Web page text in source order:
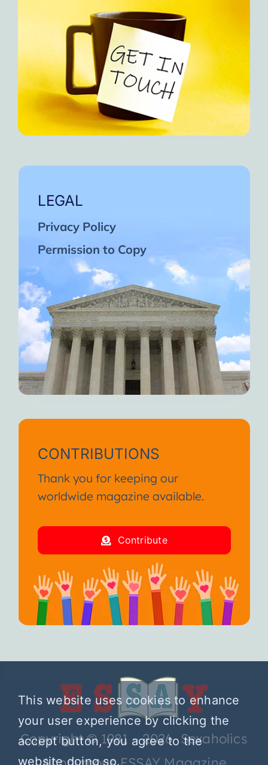
LEGAL
Privacy Policy
Permission to Copy
CONTRIBUTIONS
Thank you for keeping our
worldwide magazine available.
Contribute
Copyright © 1981 – 2026 Sexaholics
This website uses cookies to enhance
your user experience by clicking the
accept button, you agree to the
website doing so.